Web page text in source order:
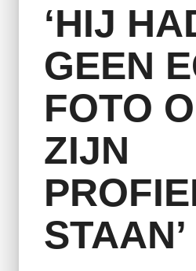
‘HIJ
GEEN
FOTO
ZIJN
STAAN’